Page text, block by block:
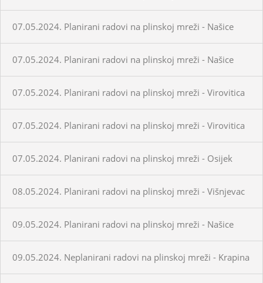
07.05.2024. Planirani radovi na plinskoj mreži - Našice
07.05.2024. Planirani radovi na plinskoj mreži - Našice
07.05.2024. Planirani radovi na plinskoj mreži - Virovitica
07.05.2024. Planirani radovi na plinskoj mreži - Virovitica
07.05.2024. Planirani radovi na plinskoj mreži - Osijek
08.05.2024. Planirani radovi na plinskoj mreži - Višnjevac
09.05.2024. Planirani radovi na plinskoj mreži - Našice
09.05.2024. Neplanirani radovi na plinskoj mreži - Krapina